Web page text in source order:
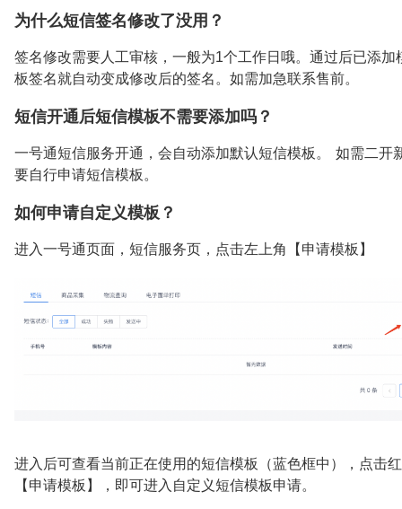
为什么短信签名修改了没用？
签名修改需要人工审核，一般为1个工作日哦。通过后已添加
板签名就自动变成修改后的签名。如需加急联系售前。
短信开通后短信模板不需要添加吗？
一号通短信服务开通，会自动添加默认短信模板。 如需二开
要自行申请短信模板。
如何申请自定义模板？
进入一号通页面，短信服务页，点击左上角【申请模板】
进入后可查看当前正在使用的短信模板（蓝色框中），点击
【申请模板】，即可进入自定义短信模板申请。